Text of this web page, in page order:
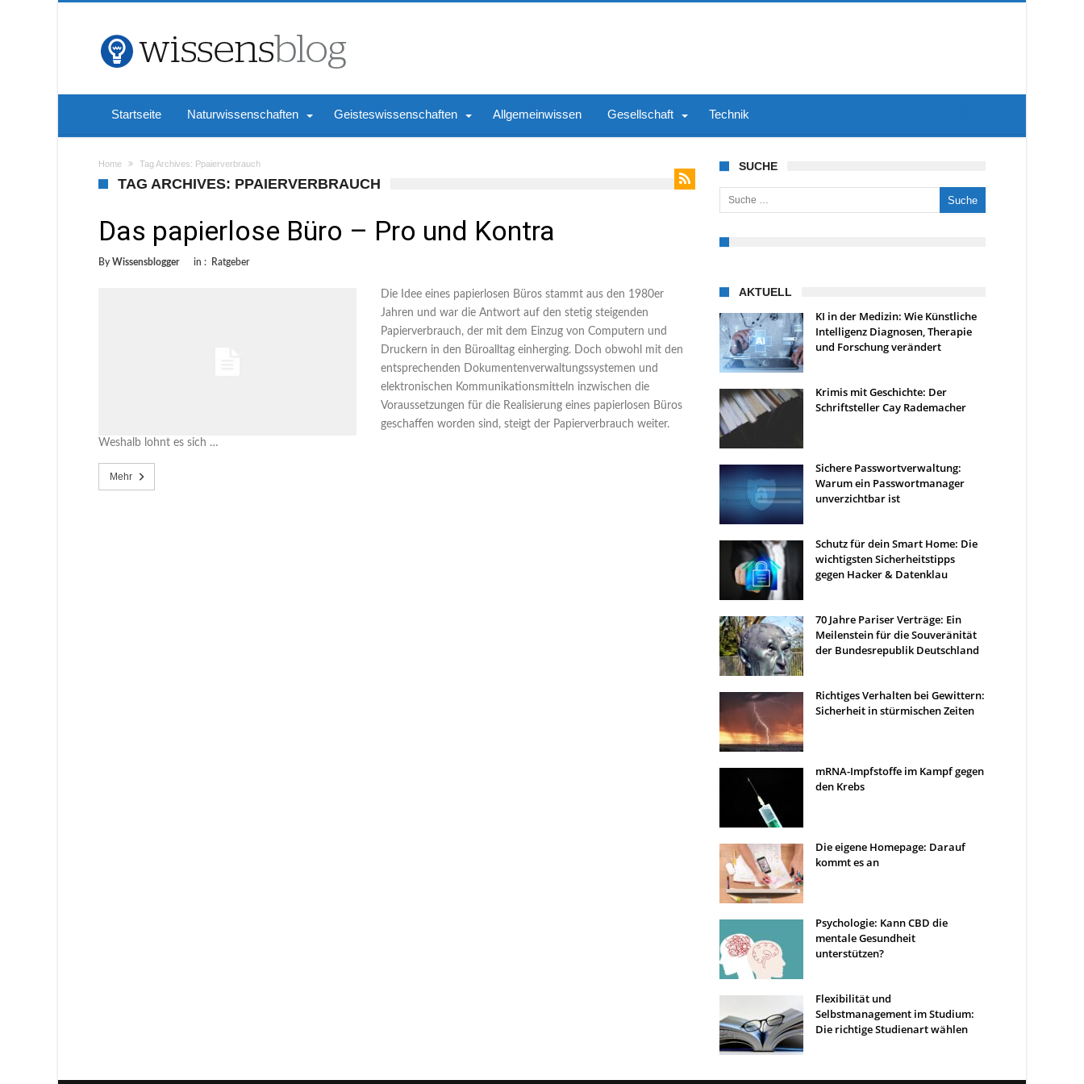
Startseite Naturwissenschaften Geisteswissenschaften Allgemeinwissen Gesellschaft Technik
Home Tag Archives: Ppaierverbrauch
TAG ARCHIVES: PPAIERVERBRAUCH
Das papierlose Büro – Pro und Kontra
By Wissensblogger in : Ratgeber
Die Idee eines papierlosen Büros stammt aus den 1980er
Jahren und war die Antwort auf den stetig steigenden
Papierverbrauch, der mit dem Einzug von Computern und
Druckern in den Büroalltag einherging. Doch obwohl mit den
entsprechenden Dokumentenverwaltungssystemen und
elektronischen Kommunikationsmitteln inzwischen die
Voraussetzungen für die Realisierung eines papierlosen Büros
geschaffen worden sind, steigt der Papierverbrauch weiter.
Weshalb lohnt es sich …
Mehr
SUCHE
Suche nach:
AKTUELL
KI in der Medizin: Wie Künstliche
Intelligenz Diagnosen, Therapie
und Forschung verändert
Krimis mit Geschichte: Der
Schriftsteller Cay Rademacher
Sichere Passwortverwaltung:
Warum ein Passwortmanager
unverzichtbar ist
Schutz für dein Smart Home: Die
wichtigsten Sicherheitstipps
gegen Hacker & Datenklau
70 Jahre Pariser Verträge: Ein
Meilenstein für die Souveränität
der Bundesrepublik Deutschland
Richtiges Verhalten bei Gewittern:
Sicherheit in stürmischen Zeiten
mRNA-Impfstoffe im Kampf gegen
den Krebs
Die eigene Homepage: Darauf
kommt es an
Psychologie: Kann CBD die
mentale Gesundheit
unterstützen?
Flexibilität und
Selbstmanagement im Studium:
Die richtige Studienart wählen